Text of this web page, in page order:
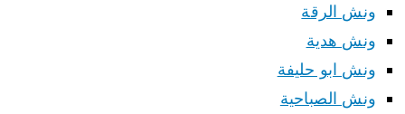
ونش الرقة
ونش هدية
ونش ابو حليفة
ونش الصباحية